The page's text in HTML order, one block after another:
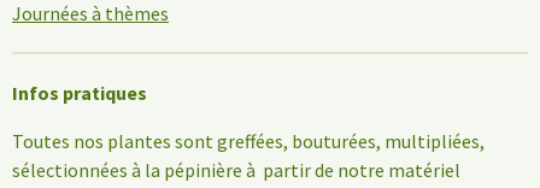
Journées à thèmes
Infos pratiques
Toutes nos plantes sont greffées, bouturées, multipliées,
sélectionnées à la pépinière à partir de notre matériel